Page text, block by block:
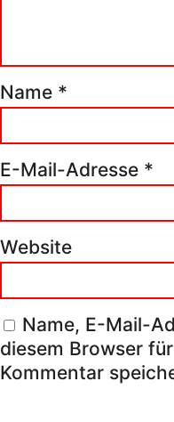
Name *
E-Mail-Adresse *
Website
Name, E-Mail-
diesem Browser
Kommentar